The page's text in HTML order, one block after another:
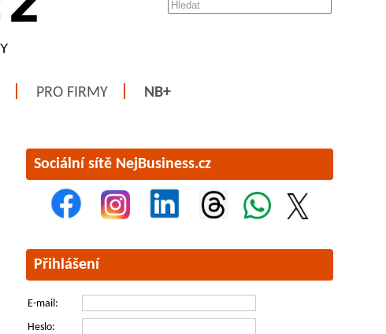
PRO FIRMY NB+
Sociální sítě NejBusiness.cz
Přihlášení
E-mail:
Heslo: